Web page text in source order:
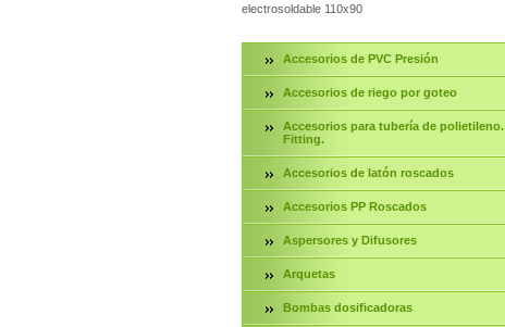
electrosoldable 110x90
Accesorios de PVC Presión
Accesorios de riego por goteo
Accesorios para tubería de polietileno.
Fitting.
Accesorios de latón roscados
Accesorios PP Roscados
Aspersores y Difusores
Arquetas
Bombas dosificadoras